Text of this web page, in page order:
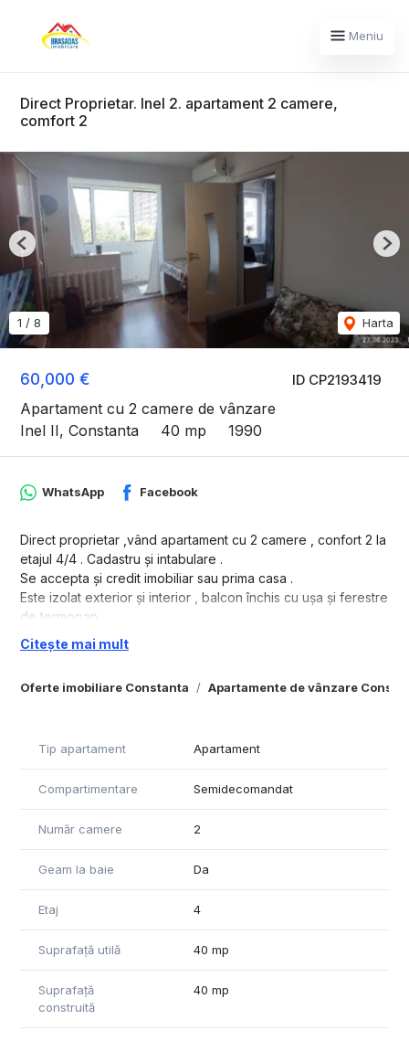
Meniu
Direct Proprietar. Inel 2. apartament 2 camere,
comfort 2
ID CP2193419
60,000 €
Apartament cu 2 camere de vânzare
Inel II, Constanta
40 mp 1990
1 / 8 Harta
Previous
Oferte imobiliare Constanta Apartamente de vânzare
WhatsApp Facebook
Direct proprietar ,vând apartament cu 2 camere , confort 2 la
etajul 4/4 . Cadastru și intabulare .
Se accepta și credit imobiliar sau prima casa .
Este izolat exterior și interior , balcon închis cu ușa și ferestre
de termopan .
Apartamentul are incălzire în sistem de termoficare, gaze în
curs de montare , aparat de aer condiționat cu funcție de
, ușa metalică și interfon .
Rog seriozitate!
Citește mai mult
Tip apartament Apartament
Compartimentare Semidecomandat
Număr camere 2
Geam la baie Da
Etaj 4
Suprafață utilă 40 mp
Suprafață
construită
40 mp